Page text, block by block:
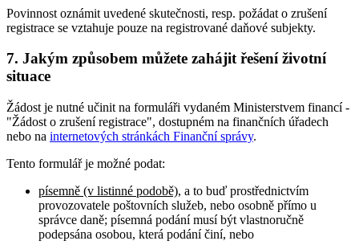
Povinnost oznámit uvedené skutečnosti, resp. požádat o zrušení
registrace se vztahuje pouze na registrované daňové subjekty.
7. Jakým způsobem můžete zahájit řešení životní
situace
Žádost je nutné učinit na formuláři vydaném Ministerstvem financí -
"Žádost o zrušení registrace", dostupném na finančních úřadech
nebo na internetových stránkách Finanční správy.
Tento formulář je možné podat:
písemně (v listinné podobě), a to buď prostřednictvím
provozovatele poštovních služeb, nebo osobně přímo u
správce daně; písemná podání musí být vlastnoručně
podepsána osobou, která podání činí, nebo